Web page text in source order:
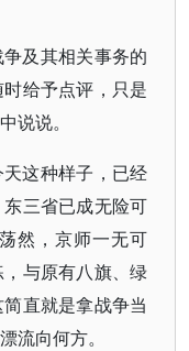
及其相关事务的
给予点评，只是
说说。
这种样子，已经
三省已成无险可
然，京师一无可
与原有八旗、绿
直就是拿战争当
流向何方。